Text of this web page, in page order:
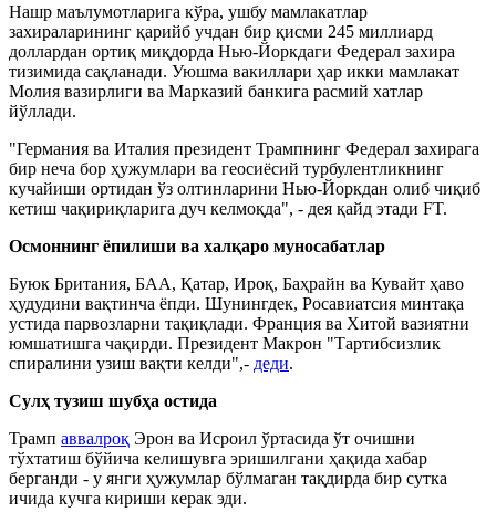
Нашр маълумотларига кўра, ушбу мамлакатлар
захираларининг қарийб учдан бир қисми 245 миллиард
доллардан ортиқ миқдорда Нью-Йоркдаги Федерал захира
тизимида сақланади. Уюшма вакиллари ҳар икки мамлакат
Молия вазирлиги ва Марказий банкига расмий хатлар
йўллади.
"Германия ва Италия президент Трампнинг Федерал захирага
бир неча бор ҳужумлари ва геосиёсий турбулентликнинг
кучайиши ортидан ўз олтинларини Нью-Йоркдан олиб чиқиб
кетиш чақириқларига дуч келмоқда", - дея қайд этади FT.
Осмоннинг ёпилиши ва халқаро муносабатлар
Буюк Британия, БАА, Қатар, Ироқ, Баҳрайн ва Кувайт ҳаво
ҳудудини вақтинча ёпди. Шунингдек, Росавиатсия минтақа
устида парвозларни тақиқлади. Франция ва Хитой вазиятни
юмшатишга чақирди. Президент Макрон "Тартибсизлик
спиралини узиш вақти келди",- деди.
Сулҳ тузиш шубҳа остида
Трамп аввалроқ Эрон ва Исроил ўртасида ўт очишни
тўхтатиш бўйича келишувга эришилгани ҳақида хабар
берганди - у янги ҳужумлар бўлмаган тақдирда бир сутка
ичида кучга кириши керак эди.